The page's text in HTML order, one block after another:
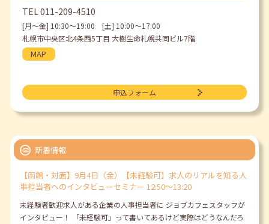
TEL011-209-4510
[月〜金] 10:30〜19:00 [土] 10:00〜17:00
札幌市中央区北4条西5丁目 大樹生命札幌共同ビル7階
MAP
申込フォーム
新着情報
【函館・対面】9月4日（金）【未経験可】求人のリアルを知る人
事担当者へのインタビューセミナー 12:50～13:20
未経験者歓迎求人がある企業の人事担当者に ジョブカフェスタッフが
インタビュー！ 「未経験可」って書いてあるけど実際はどうなんだろ